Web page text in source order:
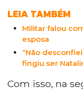
LEIA TAMBÉM
Militar falou
esposa
“Não
fingiu ser
Com isso, na